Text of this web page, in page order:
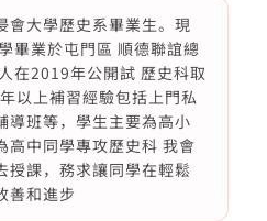
會大學歷史系畢業生。現
畢業於屯門區 順德聯誼總
在2019年公開試 歷史科取
以上補習經驗包括上門私
導班等，學生主要為高小
高中同學專攻歷史科 我會
授課，務求讓同學在輕鬆
善和進步